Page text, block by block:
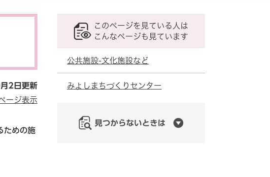
2日更新
ージ表示
ための施
このページを見ている人は
こんなページも見ています
公共施設-文化施設など
みよしまちづくりセンター
見つからないときは